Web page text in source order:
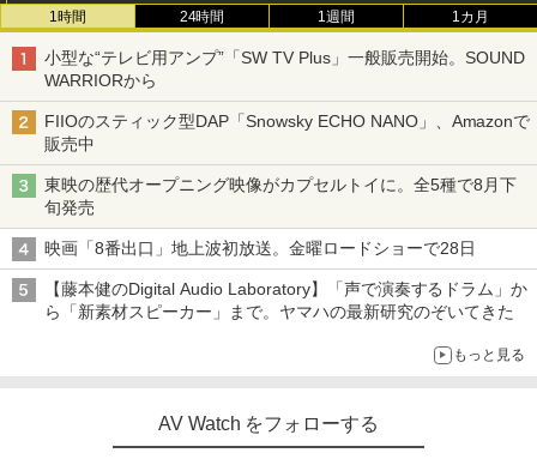
1時間 24時間 1週間 1カ月
小型な“テレビ用アンプ”「SW TV Plus」一般販売開始。SOUND
WARRIORから
FIIOのスティック型DAP「Snowsky ECHO NANO」、Amazonで
販売中
東映の歴代オープニング映像がカプセルトイに。全5種で8月下
旬発売
映画「8番出口」地上波初放送。金曜ロードショーで28日
【藤本健のDigital Audio Laboratory】「声で演奏するドラム」か
ら「新素材スピーカー」まで。ヤマハの最新研究のぞいてきた
もっと見る
AV Watch をフォローする